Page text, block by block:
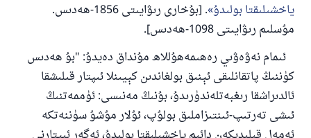
ياخشىلىقتا بولىدۇ
. [بۇخارى رىۋايىتى 1856-ھەدىس.
مۇسلىم رىۋايىتى 1098-ھەدىس].
ئىمام نەۋەۋىي رەھىمەھۇللاھ مۇنداق دەيدۇ: "بۇ ھەدىس
كۈننىڭ پاتقانلىقى ئېنىق بولغاندىن كېيىنلا ئىپتار قىلىشقا
ئالدىراشقا رىغبەتلەندۈرىدۇ، بۇنىڭ مەنىسى: ئۈممەتنىڭ
ئىشى تەرتىپ-ئىنتىزاملىق بولۇپ، ئۇلار مۇشۇ سۈننەتكە